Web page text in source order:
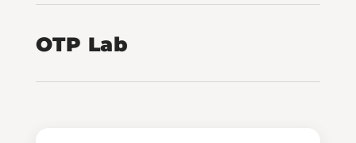
OTP Lab